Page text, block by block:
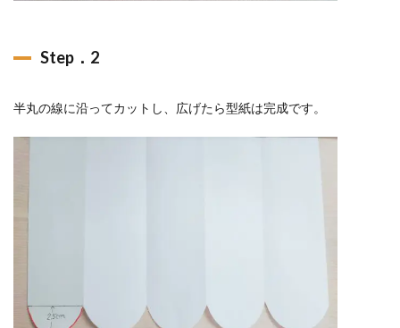
Step．2
半丸の線に沿ってカットし、広げたら型紙は完成です。